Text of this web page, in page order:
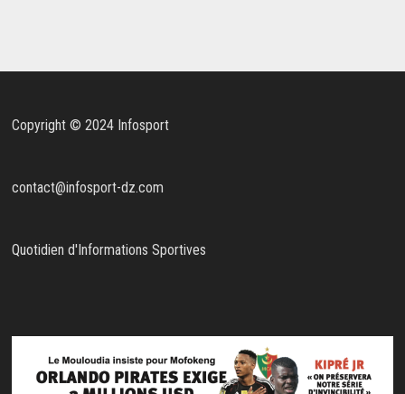
Copyright © 2024 Infosport
contact@infosport-dz.com
Quotidien d'Informations Sportives